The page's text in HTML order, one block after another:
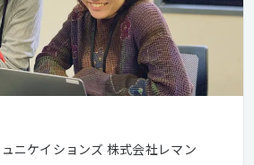
ニケイションズ 株式会社レマン